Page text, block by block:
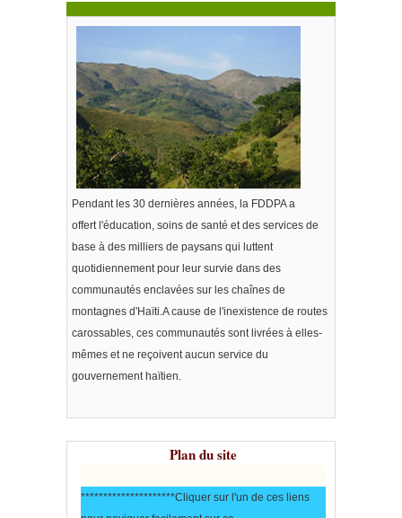
Pendant les 30 dernières années, la FDDPA a
offert l'éducation , soins de santé et des services de
base à des milliers de paysans qui luttent
quotidiennement pour leur survie dans des
communautés enclavées sur les chaînes de
montagnes d'Haïti.A cause de l'inexistence de routes
carossables, ces communautés sont livrées à elles-
mêmes et ne reçoivent aucun service du
gouvernement haïtien.
Plan du site
*********************Cliquer sur l'un de ces liens